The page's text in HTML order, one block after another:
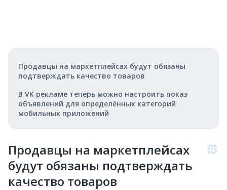
Продавцы на маркетплейсах будут обязаны
подтверждать качество товаров
В VK рекламе теперь можно настроить показ
объявлений для определённых категорий
мобильных приложений
Продавцы на маркетплейсах
будут обязаны подтверждать
качество товаров